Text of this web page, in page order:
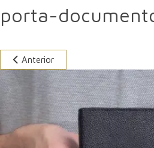
porta-
Anterior